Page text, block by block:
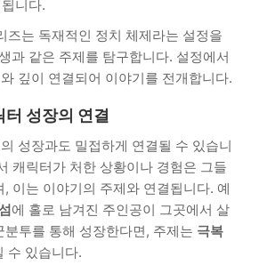
니다.
즈는 독재적인 정치 체제라는 설정을
과 같은 주제를 탐구합니다. 설정에서
깊이 연결되어 이야기를 전개합니다.
성장의 연결
성장과도 밀접하게 연결될 수 있습니
캐릭터가 처한 상황이나 경험은 그들
, 이는 이야기의 주제와 연결됩니다. 예
에 홀로 남겨진 주인공이 그곳에서 살
분투를 통해 성장한다면, 주제는 극복
수 있습니다.